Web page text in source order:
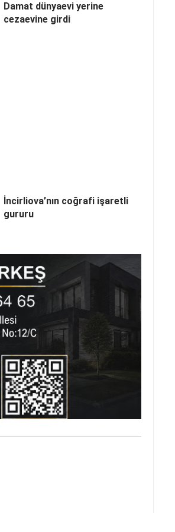
Damat dünyaevi yerine
cezaevine girdi
İncirliova’nın coğrafi işaretli
gururu